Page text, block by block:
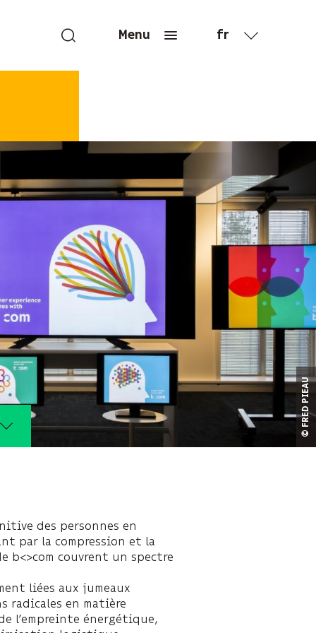
Menu fr
© FRED PIEAU
des personnes en
par la compression et la
b<>com couvrent un spectre
liées aux jumeaux
radicales en matière
l’empreinte énergétique,